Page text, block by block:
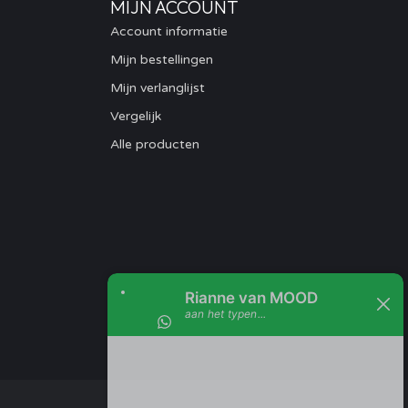
MIJN ACCOUNT
Account informatie
Mijn bestellingen
Mijn verlanglijst
Vergelijk
Alle producten